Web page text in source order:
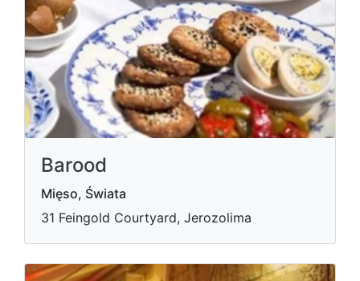
Barood
Mięso, Świata
31 Feingold Courtyard, Jerozolima